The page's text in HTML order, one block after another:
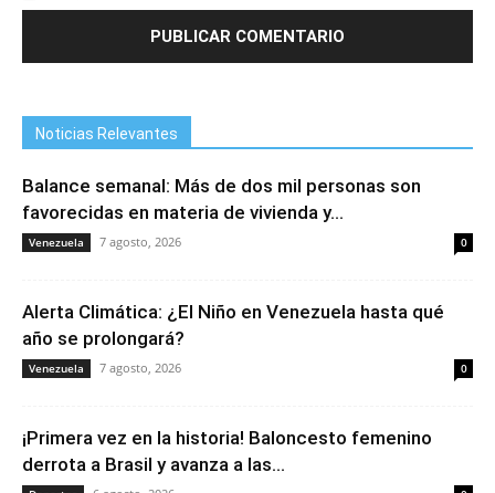
Noticias Relevantes
Balance semanal: Más de dos mil personas son
favorecidas en materia de vivienda y...
Venezuela 7 agosto, 2026 0
Alerta Climática: ¿El Niño en Venezuela hasta qué
año se prolongará?
Venezuela 7 agosto, 2026 0
¡Primera vez en la historia! Baloncesto femenino
derrota a Brasil y avanza a las...